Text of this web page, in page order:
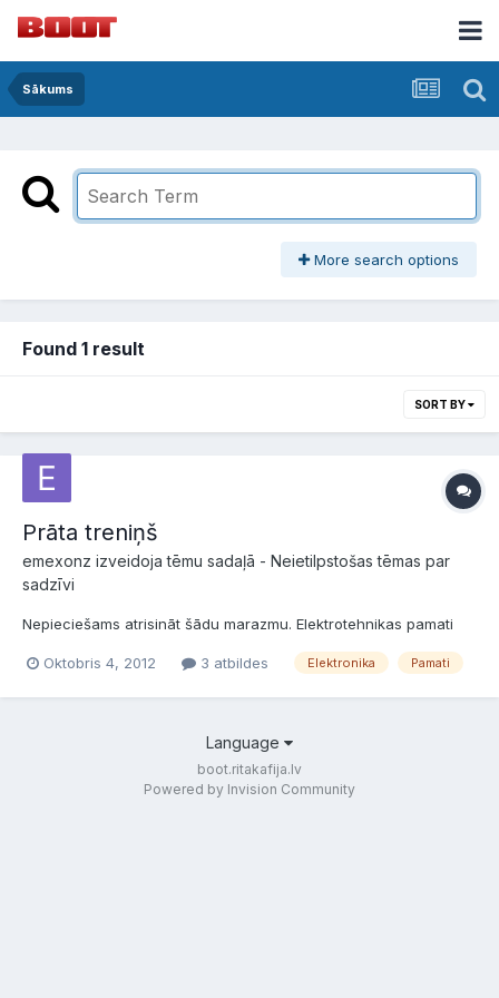
Sākums
More search options
Found 1 result
SORT BY
Prāta treniņš
emexonz izveidoja tēmu sadaļā - Neietilpstošas tēmas par
sadzīvi
Nepieciešams atrisināt šādu marazmu. Elektrotehnikas pamati
Oktobris 4, 2012 3 atbildes Elektronika Pamati
Language
boot.ritakafija.lv
Powered by Invision Community